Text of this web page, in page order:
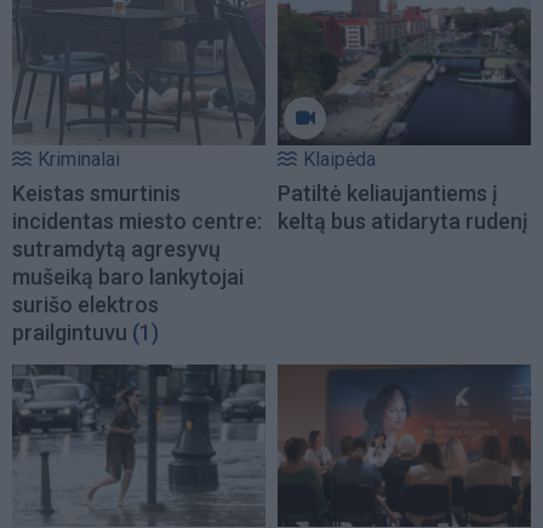
Kriminalai
Keistas smurtinis
incidentas miesto centre:
sutramdytą agresyvų
mušeiką baro lankytojai
surišo elektros
prailgintuvu (1)
Klaipėda
Patiltė keliaujantiems į
keltą bus atidaryta rudenį